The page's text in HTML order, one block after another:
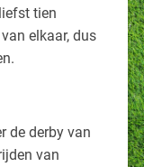
tien
elkaar, dus
de derby van
van